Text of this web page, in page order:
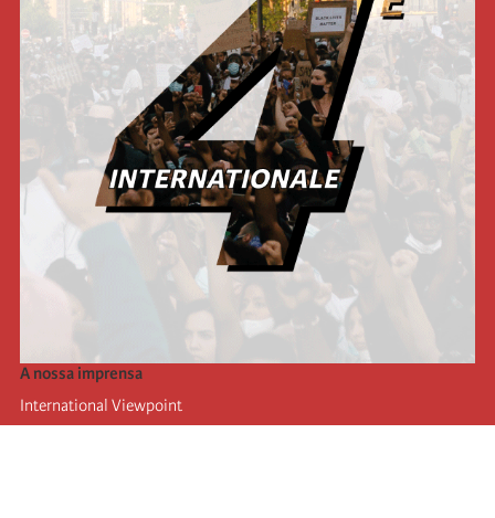
A nossa imprensa
International Viewpoint